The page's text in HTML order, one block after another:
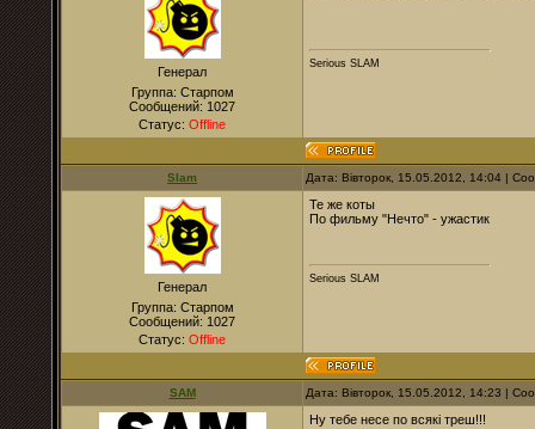
Генерал
Группа: Старпом
Сообщений: 1027
Статус: Offline
Serious SLAM
Slam Дата: Вівторок, 15.05.2012, 14:04 |
Генерал
Группа: Старпом
Сообщений: 1027
Статус: Offline
Те же коты
По фильму "Нечто" - ужастик
Serious SLAM
SAM Дата: Вівторок, 15.05.2012, 14:23 |
Ну тебе несе по всякі треш!!!